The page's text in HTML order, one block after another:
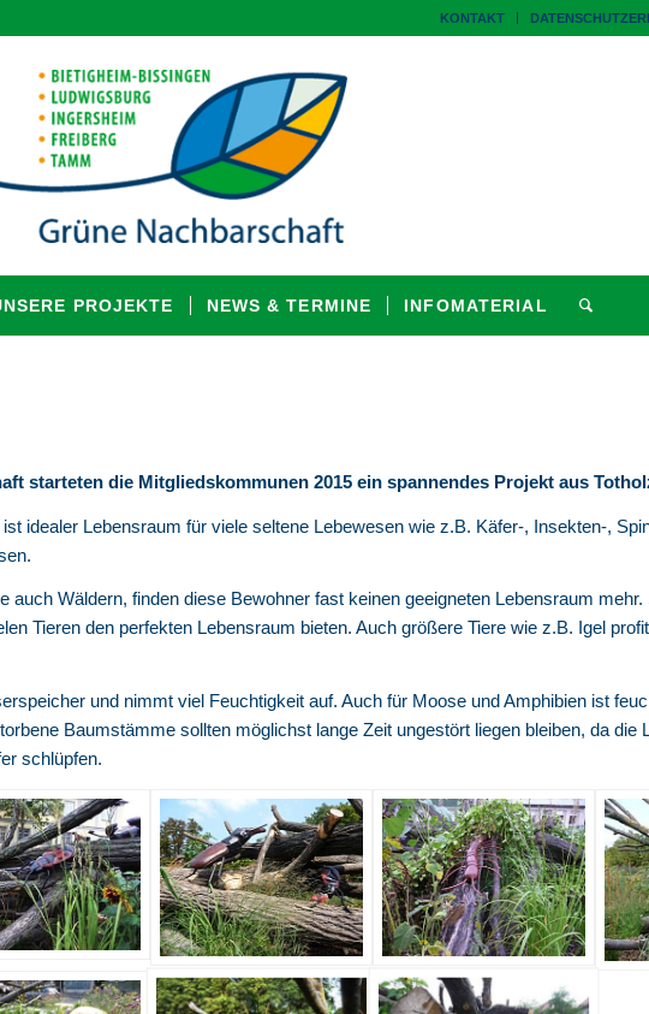
KONTAKT
PROJEKTE NEWS & TERMINE INFOMATERIAL
starteten die Mitgliedskommunen 2015 ein spannendes Projekt aus
idealer Lebensraum für viele seltene Lebewesen wie z.B. Käfer-, Insekten-,
Wäldern, finden diese Bewohner fast keinen geeigneten Lebensraum
Tieren den perfekten Lebensraum bieten. Auch größere Tiere wie z.B. Igel
und nimmt viel Feuchtigkeit auf. Auch für Moose und Amphibien ist
Baumstämme sollten möglichst lange Zeit ungestört liegen bleiben, da die
schlüpfen.